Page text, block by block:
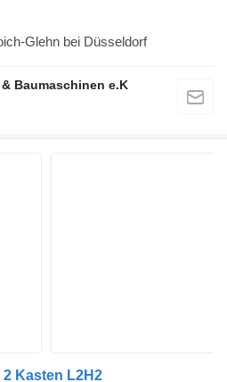
Glehn bei Düsseldorf
Baumaschinen e.K
2 Kasten L2H2